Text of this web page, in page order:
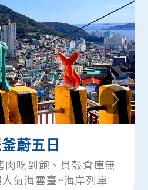
釜山楓內藏+
只走一站彩妝、全程
服體驗、韓國最大海